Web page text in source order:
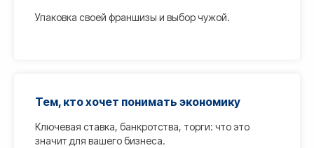
Упаковка своей франшизы и выбор чужой.
Тем, кто хочет понимать экономику
Ключевая ставка, банкротства, торги: что это
значит для вашего бизнеса.